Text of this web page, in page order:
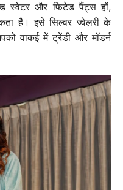
स्वेटर और फिटेड पैंट्स हों,
है। इसे सिल्वर ज्वेलरी के
वाकई में ट्रेंडी और मॉडर्न